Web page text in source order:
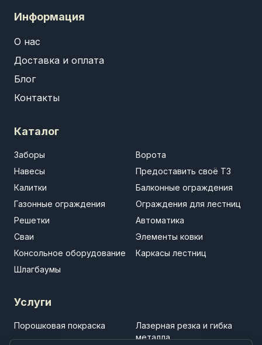
Информация
О нас
Доставка и оплата
Блог
Контакты
Каталог
Заборы
Ворота
Навесы
Предоставить своё ТЗ
Калитки
Балконные ограждения
Газонные ограждения
Ограждения для лестниц
Решетки
Автоматика
Сваи
Элементы ковки
Консольное оборудование
Каркасы лестниц
Шлагбаумы
Услуги
Порошковая покраска
Лазерная резка и гибка
металла